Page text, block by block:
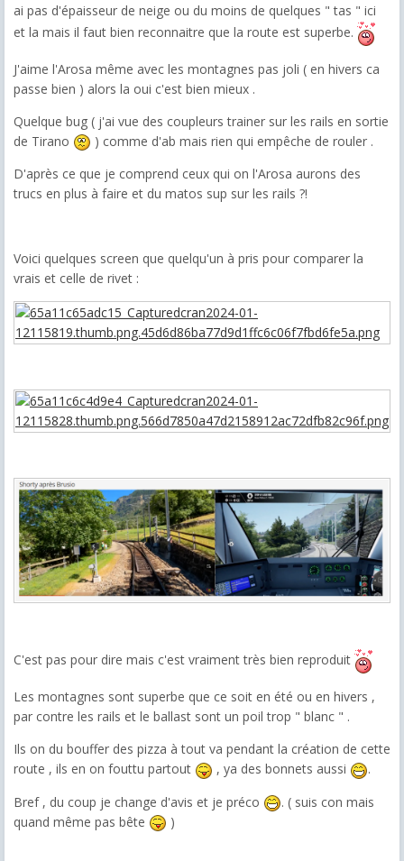
ai pas d'épaisseur de neige ou du moins de quelques " tas " ici
et la mais il faut bien reconnaitre que la route est superbe.
J'aime l'Arosa même avec les montagnes pas joli ( en hivers ca
passe bien ) alors la oui c'est bien mieux .
Quelque bug ( j'ai vue des coupleurs trainer sur les rails en sortie
de Tirano
) comme d'ab mais rien qui empêche de rouler .
D'après ce que je comprend ceux qui on l'Arosa aurons des
trucs en plus à faire et du matos sup sur les rails ?!
Voici quelques screen que quelqu'un à pris pour comparer la
vrais et celle de rivet :
C'est pas pour dire mais c'est vraiment très bien reproduit
Les montagnes sont superbe que ce soit en été ou en hivers ,
par contre les rails et le ballast sont un poil trop " blanc " .
Ils on du bouffer des pizza à tout va pendant la création de cette
route , ils en on fouttu partout
, ya des bonnets aussi
.
Bref , du coup je change d'avis et je préco
. ( suis con mais
quand même pas bête
)